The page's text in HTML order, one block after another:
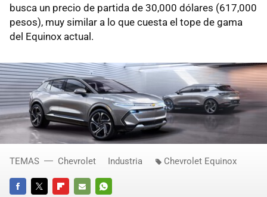
busca un precio de partida de 30,000 dólares (617,000
pesos), muy similar a lo que cuesta el tope de gama
del Equinox actual.
TEMAS Chevrolet Industria Chevrolet Equinox